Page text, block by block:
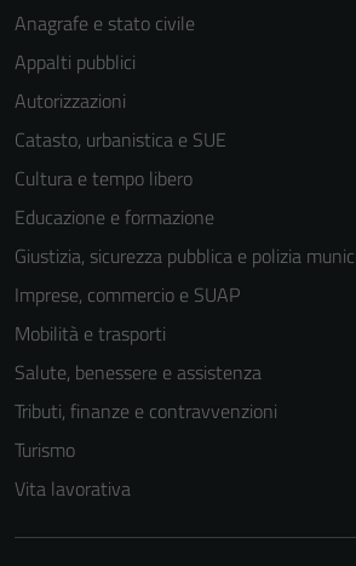
Anagrafe e stato civile
Appalti pubblici
Autorizzazioni
Catasto, urbanistica e SUE
Cultura e tempo libero
Educazione e formazione
Giustizia, sicurezza pubblica e polizia
Imprese, commercio e SUAP
Mobilità e trasporti
Salute, benessere e assistenza
Tributi, finanze e contravvenzioni
Turismo
Vita lavorativa